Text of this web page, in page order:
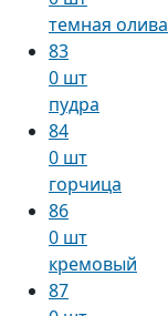
темная олива
83
0 шт
пудра
84
0 шт
горчица
86
0 шт
кремовый
87